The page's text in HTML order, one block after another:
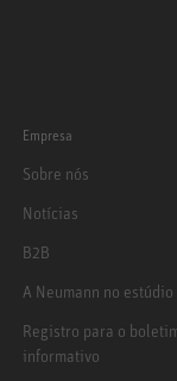
Empresa
Sobre nós
Notícias
B2B
A Neumann no
Registro para o
informativo